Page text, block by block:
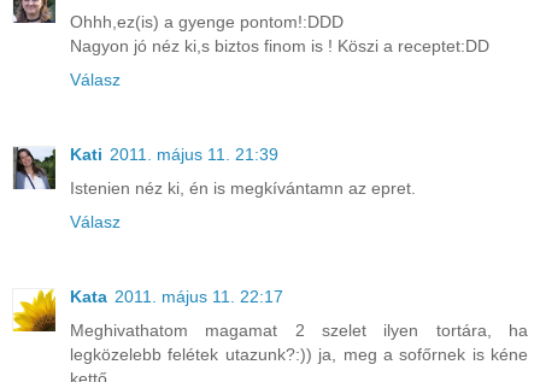
Ohhh,ez(is) a gyenge pontom!:DDD
Nagyon jó néz ki,s biztos finom is ! Köszi a receptet:DD
Válasz
Kati 2011. május 11. 21:39
Istenien néz ki, én is megkívántamn az epret.
Válasz
Kata 2011. május 11. 22:17
Meghivathatom magamat 2 szelet ilyen tortára, ha
legközelebb felétek utazunk?:)) ja, meg a sofőrnek is kéne